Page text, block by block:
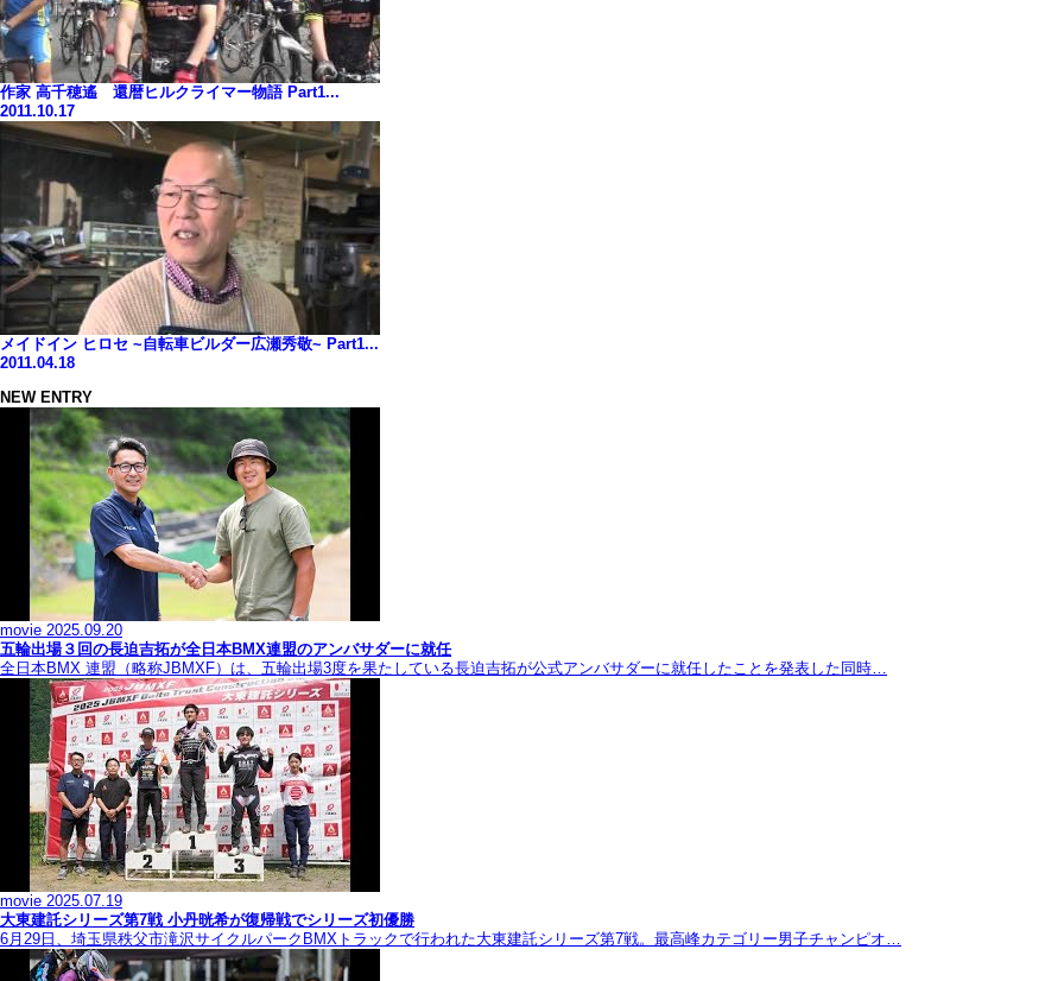
作家 高千穂遙 還暦ヒルクライマー物語 Part1...
2011.10.17
メイドイン ヒロセ ~自転車ビルダー広瀬秀敬~ Part1...
2011.04.18
NEW ENTRY
movie 2025.09.20
五輪出場３回の長迫吉拓が全日本BMX連盟のアンバサダーに就任
全日本BMX 連盟（略称JBMXF）は、五輪出場3度を果たしている長迫吉拓が公式アンバサダーに就任したことを発表した同時…
movie 2025.07.19
大東建託シリーズ第7戦 ⼩丹晄希が復帰戦でシリーズ初優勝
6月29日、埼玉県秩父市滝沢サイクルパークBMXトラックで行われた大東建託シリーズ第7戦。最高峰カテゴリー男子チャンピオ…